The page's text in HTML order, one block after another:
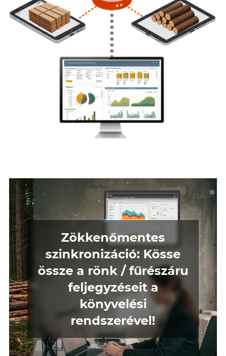
Zökkenőmentes
szinkronizáció: Kösse
össze a rönk / fűrészáru
feljegyzéseit a
könyvelési
rendszerével!